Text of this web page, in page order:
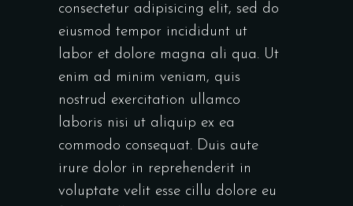
consectetur adipisicing elit, sed do
eiusmod tempor incididunt ut
labor et dolore magna ali qua. Ut
enim ad minim veniam, quis
nostrud exercitation ullamco
laboris nisi ut aliquip ex ea
commodo consequat. Duis aute
irure dolor in reprehenderit in
voluptate velit esse cillu dolore eu